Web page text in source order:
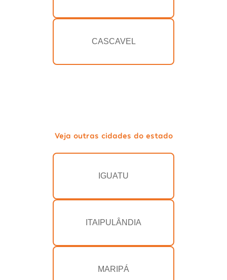
CASCAVEL
Veja outras cidades do estado
IGUATU
ITAIPULÂNDIA
MARIPÁ